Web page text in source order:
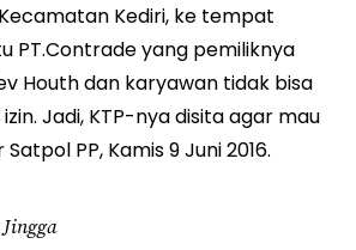
Kediri, ke tempat
PT.Contrade yang pemiliknya
Houth dan karyawan tidak bisa
Jadi, KTP-nya disita agar mau
PP, Kamis 9 Juni 2016.